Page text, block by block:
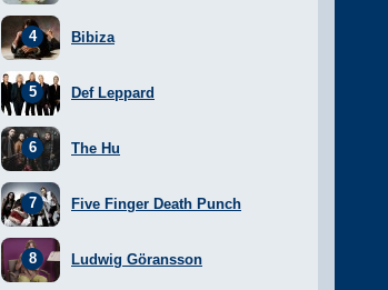
Bibiza
Def Leppard
The Hu
Five Finger Death Punch
Ludwig Göransson